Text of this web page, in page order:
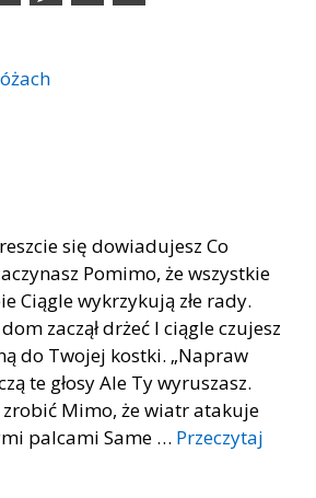
się dowiadujesz Co
Pomimo, że wszystkie
Ciągle wykrzykują złe rady.
zaczął drżeć I ciągle czujesz
do Twojej kostki. „Napraw
te głosy Ale Ty wyruszasz.
zrobić Mimo, że wiatr atakuje
palcami Same … Przeczytaj